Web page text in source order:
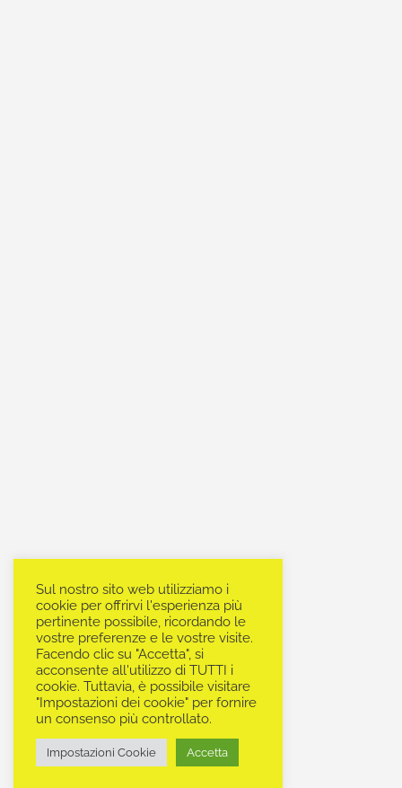
Sul nostro sito web utilizziamo i
cookie per offrirvi l'esperienza più
pertinente possibile, ricordando le
vostre preferenze e le vostre visite.
Facendo clic su "Accetta", si
acconsente all'utilizzo di TUTTI i
cookie. Tuttavia, è possibile visitare
"Impostazioni dei cookie" per fornire
un consenso più controllato.
Impostazioni Cookie Accetta